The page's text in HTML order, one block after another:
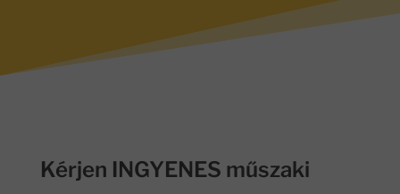
Kérjen INGYENES műszaki